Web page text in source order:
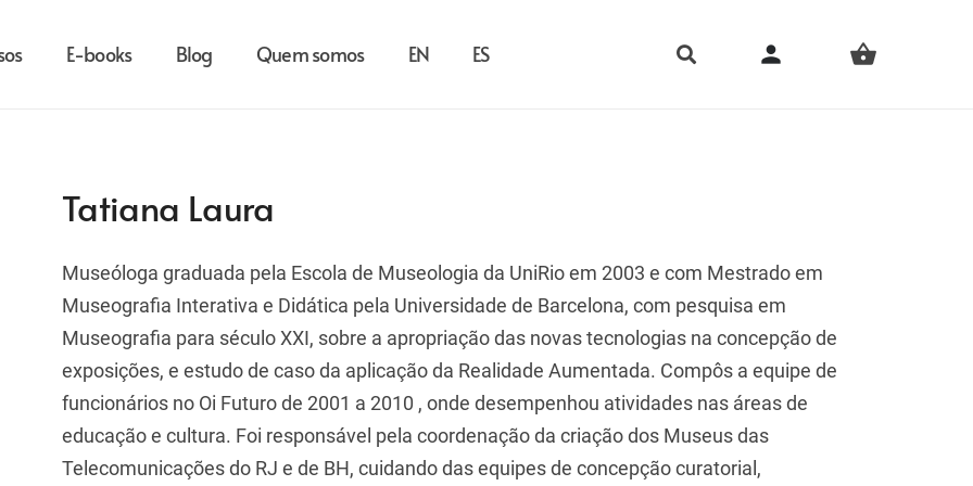
E-books Blog Quem somos EN ES person shopping_basket
Tatiana Laura
Museóloga graduada pela Escola de Museologia da UniRio em 2003 e com Mestrado em
Museografia Interativa e Didática pela Universidade de Barcelona, com pesquisa em
Museografia para século XXI, sobre a apropriação das novas tecnologias na concepção de
exposições, e estudo de caso da aplicação da Realidade Aumentada. Compôs a equipe de
funcionários no Oi Futuro de 2001 a 2010 , onde desempenhou atividades nas áreas de
educação e cultura. Foi responsável pela coordenação da criação dos Museus das
Telecomunicações do RJ e de BH, cuidando das equipes de concepção curatorial,